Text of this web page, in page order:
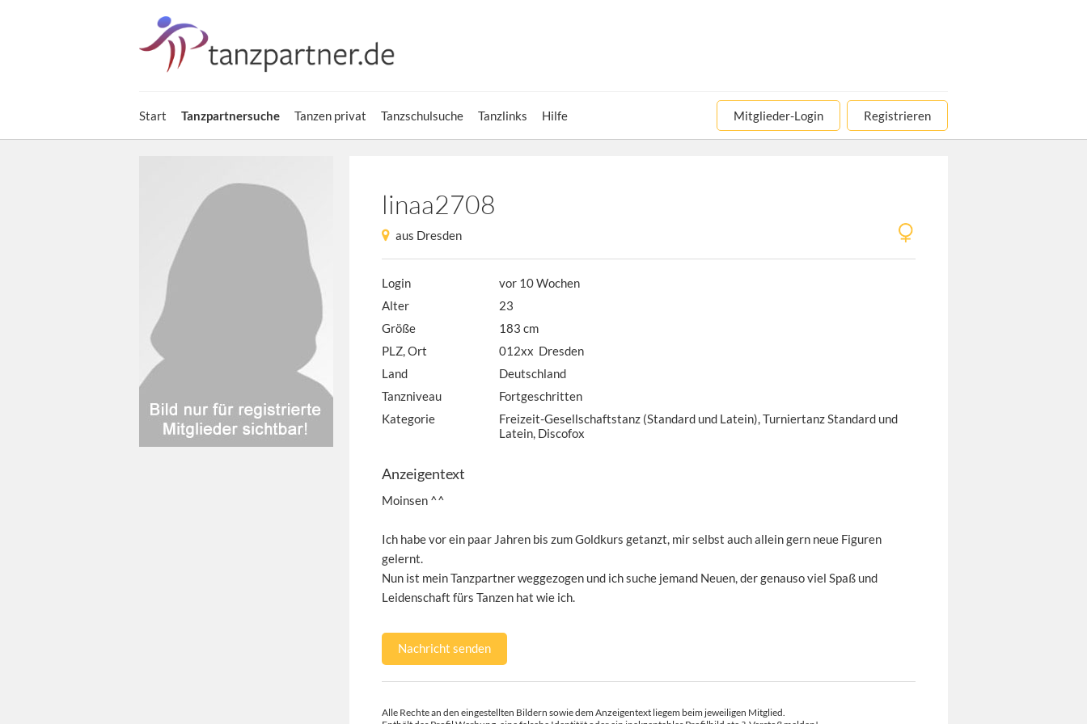
Start Tanzpartnersuche Tanzen privat Tanzschulsuche Tanzlinks Hilfe Mitglieder-Login Registrieren
linaa2708
aus Dresden
Login
vor 10 Wochen
Alter
23
Größe
183 cm
PLZ, Ort
012xx Dresden
Land
Deutschland
Tanzniveau
Fortgeschritten
Kategorie
Freizeit-Gesellschaftstanz (Standard und Latein), Turniertanz Standard und
Latein, Discofox
Anzeigentext
Moinsen ^^
Ich habe vor ein paar Jahren bis zum Goldkurs getanzt, mir selbst auch allein gern neue Figuren
gelernt.
Nun ist mein Tanzpartner weggezogen und ich suche jemand Neuen, der genauso viel Spaß und
Leidenschaft fürs Tanzen hat wie ich.
Nachricht senden
Alle Rechte an den eingestellten Bildern sowie dem Anzeigentext liegem beim jeweiligen Mitglied.